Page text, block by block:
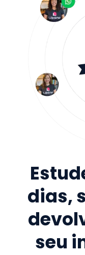
dias,
seu